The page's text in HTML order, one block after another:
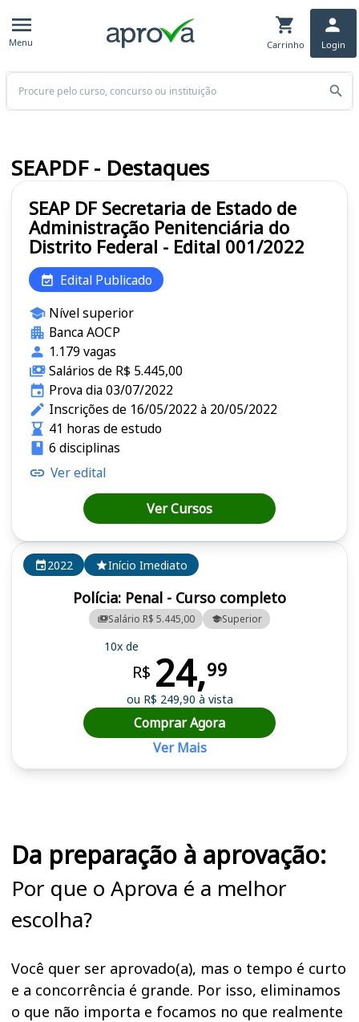
Menu Carrinho Login
Buscar
2022 Início Imediato
Polícia: Penal - Curso completo
Salário R$ 5.445,00 Superior
10x de
R$ 24,99
ou R$ 249,90 à vista
Comprar Agora
Ver Mais
SEAP DF Secretaria de Estado de
Administração Penitenciária do
Distrito Federal - Edital 001/2022
Edital Publicado
Nível superior
Banca AOCP
1.179 vagas
Salários de R$ 5.445,00
Prova dia 03/07/2022
Inscrições de 16/05/2022 à 20/05/2022
41 horas de estudo
6 disciplinas
Ver edital
Ver Cursos
SEAPDF - Destaques
Da preparação à aprovação:
Por que o Aprova é a melhor
escolha?
Você quer ser aprovado(a), mas o tempo é curto
e a concorrência é grande. Por isso, eliminamos
o que não importa e focamos no que realmente